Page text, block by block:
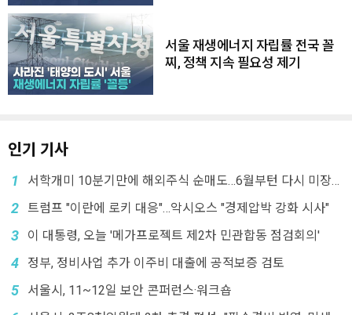
서울 재생에너지 자립률 전국 꼴
찌, 정책 지속 필요성 제기
인기 기사
1
서학개미 10분기만에 해외주식 순매도…6월부턴 다시 미장으
2 트럼프 "이란에 로키 대응"…악시오스 "경제압박 강화 시사"
3 이 대통령, 오늘 '메가프로젝트 제2차 민관합동 점검회의'
4 정부, 정비사업 추가 이주비 대출에 공적보증 검토
5 서울시, 11~12일 보안 콘퍼런스·워크숍